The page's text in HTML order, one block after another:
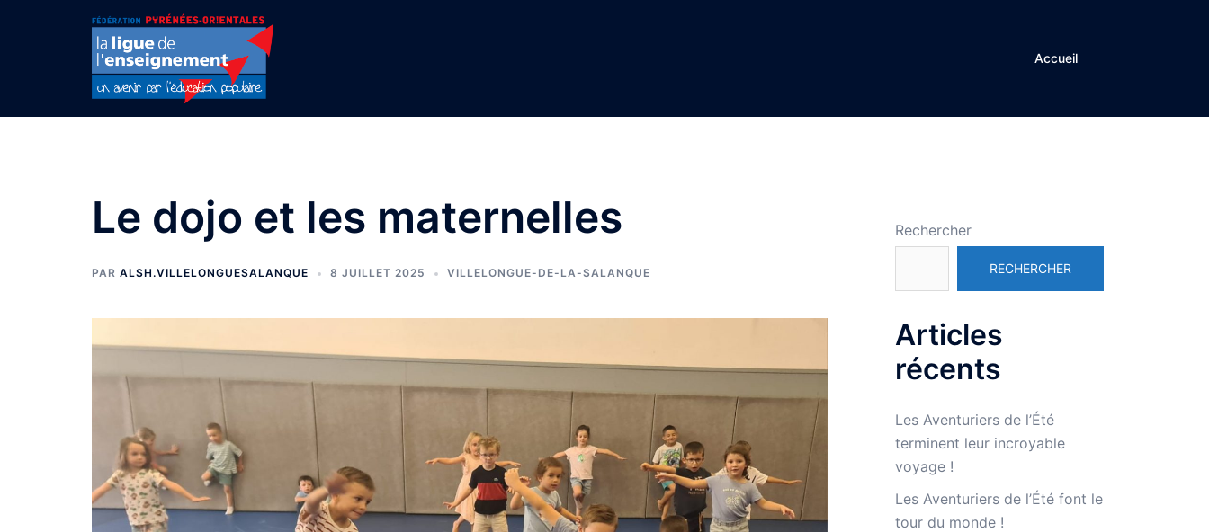
Accueil
Le dojo et les maternelles
PAR ALSH.VILLELONGUESALANQUE 8 JUILLET 2025 VILLELONGUE-DE-LA-SALANQUE
Rechercher
RECHERCHER
Articles
récents
Les Aventuriers de l’Été
terminent leur incroyable
voyage !
Les Aventuriers de l’Été font le
tour du monde !